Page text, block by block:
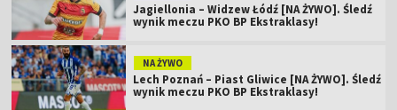
Jagiellonia – Widzew Łódź [NA ŻYWO]. Śledź
wynik meczu PKO BP Ekstraklasy!
NA ŻYWO
Lech Poznań – Piast Gliwice [NA ŻYWO]. Śledź
wynik meczu PKO BP Ekstraklasy!